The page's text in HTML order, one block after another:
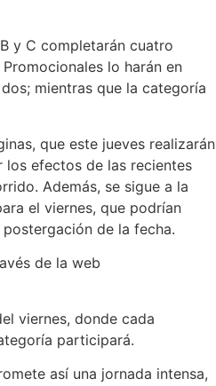
y C completarán cuatro
lo harán en
mientras que la categoría
que este jueves realizarán
efectos de las recientes
Además, se sigue a la
el viernes, que podrían
de la fecha.
de la web
viernes, donde cada
participará.
así una jornada intensa,